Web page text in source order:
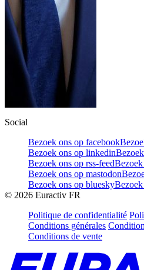
Social
Bezoek ons op facebook
Bezoek ons op linkedin
Bezoek ons op rss-feed
Bezoek ons op mastodon
Bezoek ons op bluesky
© 2026 Euractiv FR
Politique de confidentialité
Conditions générales
Conditions de vente